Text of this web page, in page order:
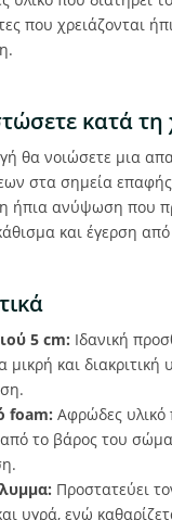
που χρειάζονται
κατά
θα νοιώσετε μια
στα σημεία
ήπια ανύψωση που
και έγερση
5 cm: Ιδανική
μικρή και
foam: Αφρώδες
το βάρος του
Προστατεύει
υγρά, ενώ